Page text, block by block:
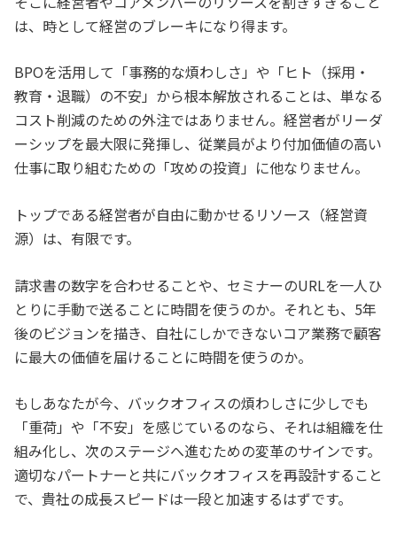
は、時として経営のブレーキになり得ます。
BPOを活用して「事務的な煩わしさ」や「ヒト（採用・
教育・退職）の不安」から根本解放されることは、単なる
コスト削減のための外注ではありません。経営者がリーダ
ーシップを最大限に発揮し、従業員がより付加価値の高い
仕事に取り組むための「攻めの投資」に他なりません。
トップである経営者が自由に動かせるリソース（経営資
源）は、有限です。
請求書の数字を合わせることや、セミナーのURLを一人ひ
とりに手動で送ることに時間を使うのか。それとも、5年
後のビジョンを描き、自社にしかできないコア業務で顧客
に最大の価値を届けることに時間を使うのか。
もしあなたが今、バックオフィスの煩わしさに少しでも
「重荷」や「不安」を感じているのなら、それは組織を仕
組み化し、次のステージへ進むための変革のサインです。
適切なパートナーと共にバックオフィスを再設計すること
で、貴社の成長スピードは一段と加速するはずです。